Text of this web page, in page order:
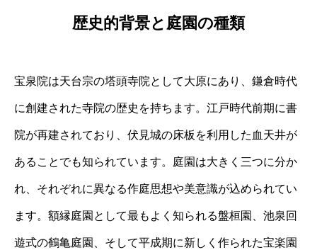
歴史的背景と庭園の種類
宝泉院は天台宗の塔頭寺院として大原にあり、鎌倉時代
に創建された寺院の歴史を持ちます。江戸時代前期に書
院が再建されており、伏見城の床板を利用した血天井が
あることでも知られています。庭園は大きく三つに分か
れ、それぞれに異なる作庭思想や美意識が込められてい
ます。額縁庭園として最もよく知られる盤桓園、池泉回
遊式の鶴亀庭園、そして平成期に新しく作られた宝楽園